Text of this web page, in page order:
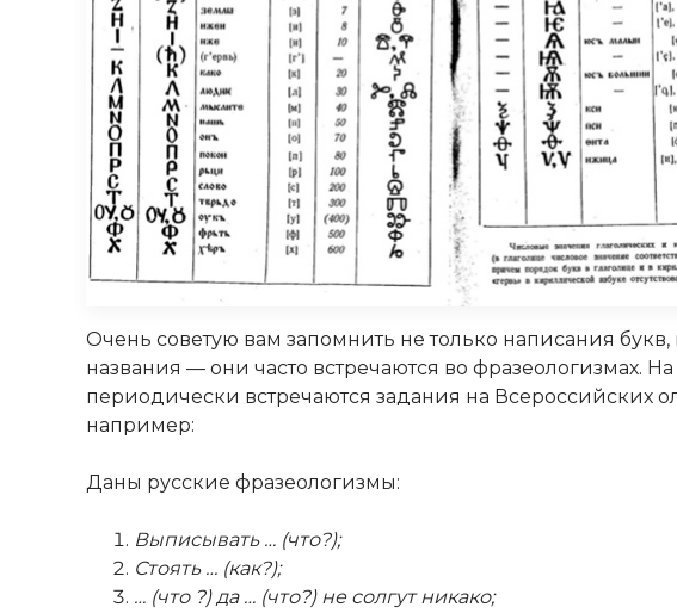
Очень советую вам запомнить не только написания букв,
названия — они часто встречаются во фразеологизмах. На
периодически встречаются задания на Всероссийских
например:
Даны русские фразеологизмы:
Выписывать … (что?);
Стоять … (как?);
… (что ?) да … (что?) не солгут никако;